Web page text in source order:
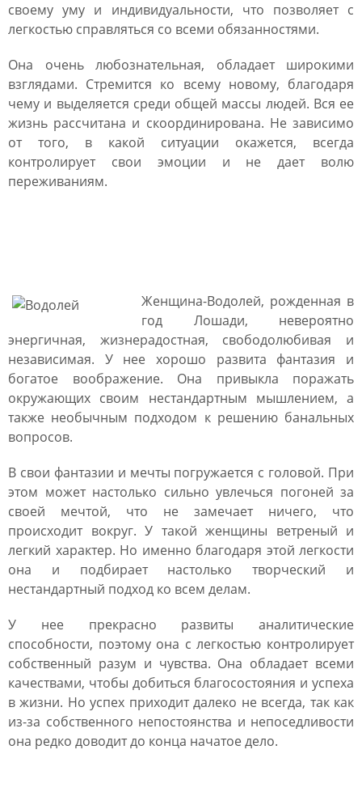
своему уму и индивидуальности, что позволяет с
легкостью справляться со всеми обязанностями.
Она очень любознательная, обладает широкими
взглядами. Стремится ко всему новому, благодаря
чему и выделяется среди общей массы людей. Вся ее
жизнь рассчитана и скоординирована. Не зависимо
от того, в какой ситуации окажется, всегда
контролирует свои эмоции и не дает волю
переживаниям.
Женщина-Водолей, рожденная в
год Лошади, невероятно
энергичная, жизнерадостная, свободолюбивая и
независимая. У нее хорошо развита фантазия и
богатое воображение. Она привыкла поражать
окружающих своим нестандартным мышлением, а
также необычным подходом к решению банальных
вопросов.
В свои фантазии и мечты погружается с головой. При
этом может настолько сильно увлечься погоней за
своей мечтой, что не замечает ничего, что
происходит вокруг. У такой женщины ветреный и
легкий характер. Но именно благодаря этой легкости
она и подбирает настолько творческий и
нестандартный подход ко всем делам.
У нее прекрасно развиты аналитические
способности, поэтому она с легкостью контролирует
собственный разум и чувства. Она обладает всеми
качествами, чтобы добиться благосостояния и успеха
в жизни. Но успех приходит далеко не всегда, так как
из-за собственного непостоянства и непоседливости
она редко доводит до конца начатое дело.